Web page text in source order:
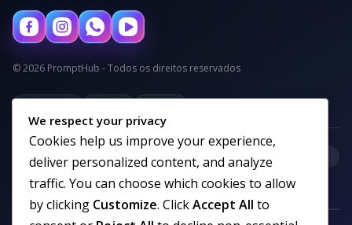
© 2026 PromptHub - Todos os direitos reservados
Categorias
We respect your privacy
Cookies help us improve your experience,
deliver personalized content, and analyze
traffic. You can choose which cookies to allow
by clicking Customize. ClickAccept All to